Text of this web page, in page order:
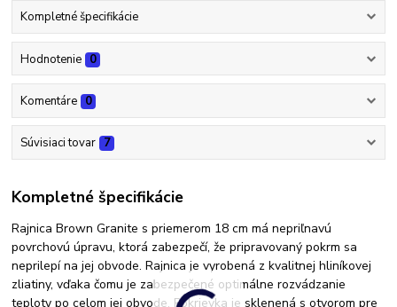
Kompletné špecifikácie
Hodnotenie 0
Komentáre 0
Súvisiaci tovar 7
Kompletné špecifikácie
Rajnica Brown Granite s priemerom 18 cm má nepriľnavú
povrchovú úpravu, ktorá zabezpečí, že pripravovaný pokrm sa
neprilepí na jej obvode. Rajnica je vyrobená z kvalitnej hliníkovej
zliatiny, vďaka čomu je zabezpečené optimálne rozvádzanie
teploty po celom jej obvode. Pokrievka je sklenená s otvorom pre